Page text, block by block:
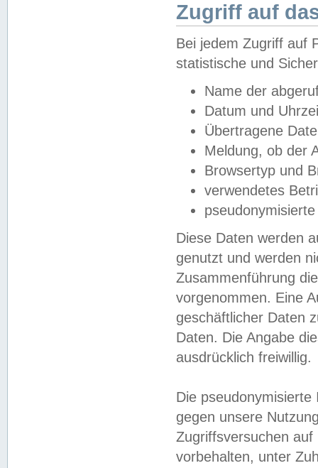
Zugriff auf
Bei jedem Zugriff auf
statistische und
Name der
Datum und
Übertragene
Meldung, ob der
Browsertyp und
verwendetes
Diese Daten werden
genutzt und werden
Zusammenführung
vorgenommen. Eine
geschäftlicher Daten
Daten. Die Angabe
ausdrücklich freiwillig.
Die
gegen unsere
Zugriffsversuchen
vorbehalten, unter